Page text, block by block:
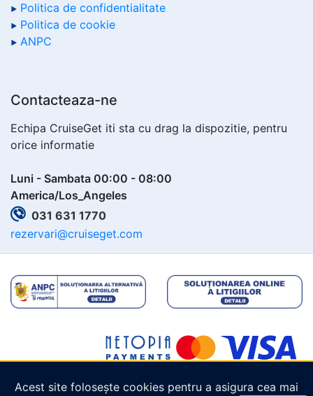
Acest site folosește cookies pentru a asigura cea mai
Politica de confidentialitate
Politica de cookie
ANPC
Contacteaza-ne
Echipa CruiseGet iti sta cu drag la dispozitie, pentru
orice informatie
Luni - Sambata 00:00 - 08:00
America/Los_Angeles
031 631 1770
rezervari@cruiseget.com